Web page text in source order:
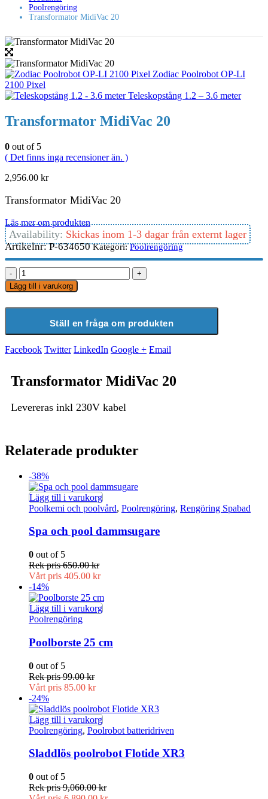
Poolrengöring
Transformator MidiVac 20
Zodiac Poolrobot OP-LI
2100 Pixel
Teleskopstång 1.2 – 3.6 meter
Transformator MidiVac 20
0 out of 5
( Det finns inga recensioner än. )
2,956.00 kr
Transformator MidiVac 20
Läs mer om produkten
Availability: Skickas inom 1-3 dagar från externt lager
Artikelnr:P-634650 Kategori:Poolrengöring
-
+
Lägg till i varukorg
Ställ en fråga om produkten
Facebook Twitter LinkedIn Google + Email
Transformator MidiVac 20
Levereras inkl 230V kabel
Relaterade produkter
-38%
Lägg till i varukorg
Poolkemi och poolvård, Poolrengöring, Rengöring Spabad
Spa och pool dammsugare
0 out of 5
Rek pris650.00kr
Vårt pris 405.00 kr
-14%
Lägg till i varukorg
Poolrengöring
Poolborste 25 cm
0 out of 5
Rek pris99.00kr
Vårt pris 85.00 kr
-24%
Lägg till i varukorg
Poolrengöring, Poolrobot batteridriven
Sladdlös poolrobot Flotide XR3
0 out of 5
Rek pris9,060.00kr